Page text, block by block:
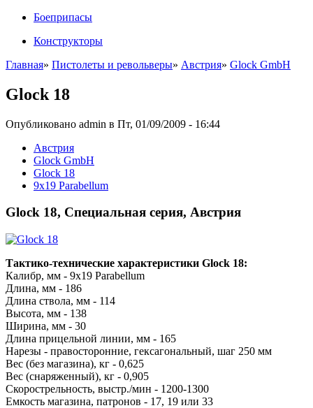
Боеприпасы
Конструкторы
Главная» Пистолеты и револьверы» Австрия» Glock GmbH
Glock 18
Опубликовано admin в Пт, 01/09/2009 - 16:44
Австрия
Glock GmbH
Glock 18
9x19 Parabellum
Glock 18, Специальная серия, Австрия
Тактико-технические характеристики Glock 18:
Калибр, мм - 9x19 Parabellum
Длина, мм - 186
Длина ствола, мм - 114
Высота, мм - 138
Ширина, мм - 30
Длина прицельной линии, мм - 165
Нарезы - правосторонние, гексагональный, шаг 250 мм
Вес (без магазина), кг - 0,625
Вес (снаряженный), кг - 0,905
Скорострельность, выстр./мин - 1200-1300
Емкость магазина, патронов - 17, 19 или 33